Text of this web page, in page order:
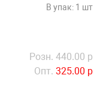
В упак: 1 шт
Розн. 440.00 р
Опт. 325.00 р